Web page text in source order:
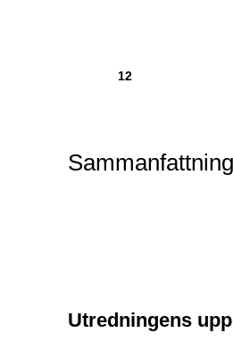
12
Sammanfattning
Utredningens